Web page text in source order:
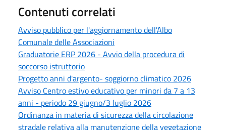
Contenuti correlati
Avviso pubblico per l'aggiornamento dell'Albo
Comunale delle Associazioni
Graduatorie ERP 2026 - Avvio della procedura di
soccorso istruttorio
Progetto anni d'argento- soggiorno climatico 2026
Avviso Centro estivo educativo per minori da 7 a 13
anni - periodo 29 giugno/3 luglio 2026
Ordinanza in materia di sicurezza della circolazione
stradale relativa alla manutenzione della vegetazione